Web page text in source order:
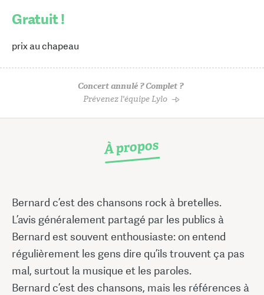
Gratuit !
prix au chapeau
Concert annulé ? Complet ?
Prévenez l'équipe Lylo
À propos
Bernard c’est des chansons rock à bretelles.
L’avis généralement partagé par les publics à
Bernard est souvent enthousiaste: on entend
régulièrement les gens dire qu’ils trouvent ça pas
mal, surtout la musique et les paroles.
Bernard c’est des chansons, mais les références à